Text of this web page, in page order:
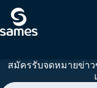
สมัครรับจดหมายข่าว